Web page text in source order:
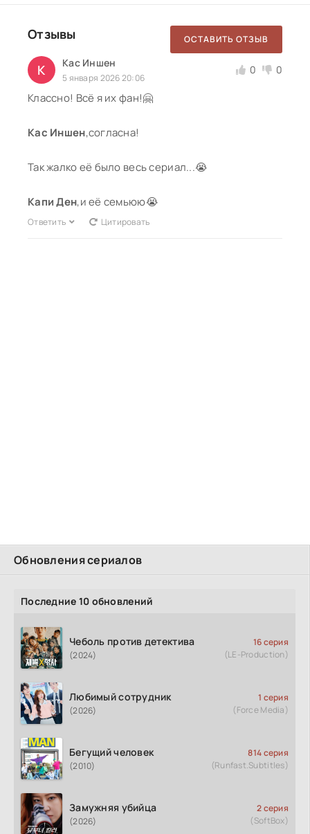
Обновления сериалов
Последние 10 обновлений
Чеболь против детектива
(2024)
16 серия
(LE-Production)
Любимый сотрудник
(2026)
1 серия
(Force Media)
Бегущий человек
(2010)
814 серия
(Runfast.Subtitles)
Замужняя убийца
(2026)
2 серия
(SoftBox)
Отзывы ОСТАВИТЬ ОТЗЫВ
К Кас Иншен
5 января 2026 20:06
0 0
Классно! Всё я их фан!🤗
Кас Иншен,согласна!
Так жалко её было весь сериал...😭
Капи Ден,и её семьюю😭
Ответить Цитировать